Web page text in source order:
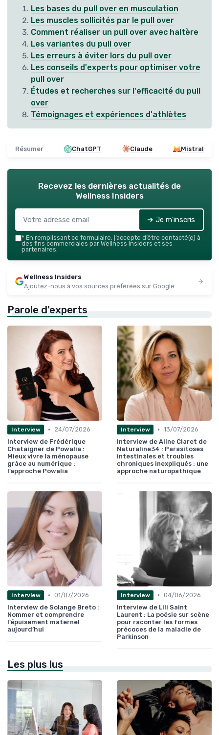
Les bases du pull over en musculation
Les muscles sollicités par le pull over
Comment réaliser un pull over avec haltère
Les variantes du pull over
Les erreurs à éviter lors du pull over
Les conseils d'experts pour optimiser votre
pull over
Études et recherches sur l'efficacité du pull
over
Témoignages et expériences d'athlètes
Résumer ChatGPT Claude Mistral
Recevez les dernières actualités de
Wellness Insiders
➔ Je m'inscris
* En remplissant ce formulaire, j’accepte d’être contacté(e) à
des fins commerciales par Wellness Insiders et ses
partenaires.
Wellness Insiders
Ajoutez-nous à vos sources préférées sur Google
Parole d'experts
Interview •
24/07/2026
Interview de Frédérique
Chataigner de Powalia :
Mieux vivre la ménopause
grâce au numérique :
l’approche Powalia
Interview • 13/07/2026
Interview de Aline Claret de
Naturaline34 : Parasitoses
intestinales et troubles
chroniques inexpliqués : une
approche naturopathique
Interview • 01/07/2026
Interview de Solange Breto :
Nommer et comprendre
l’épuisement maternel
aujourd’hui
Interview • 04/06/2026
Interview de Lili Saint
Laurent : La poésie sur scène
pour raconter les formes
précoces de la maladie de
Parkinson
Les plus lus